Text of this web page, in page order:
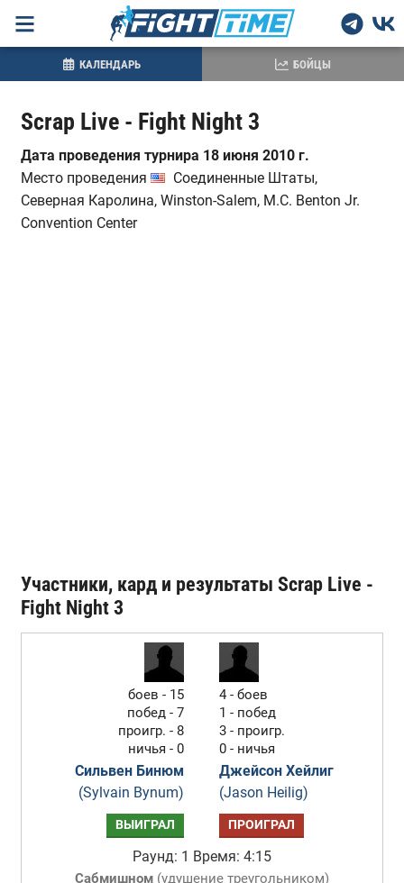
Scrap Live - Fight Night 3
Дата проведения турнира 18 июня 2010 г.
Место проведения
Соединенные Штаты,
Северная Каролина, Winston-Salem, M.C. Benton Jr.
Convention Center
Участники, кард и результаты Scrap Live -
Fight Night 3
боев - 15
побед - 7
проигр. - 8
ничья - 0
Сильвен Бинюм
(Sylvain Bynum)
4 - боев
1 - побед
3 - проигр.
0 - ничья
Джейсон Хейлиг
(Jason Heilig)
ВЫИГРАЛ ПРОИГРАЛ
Раунд: 1 Время: 4:15
Сабмишном(удушение треугольником)
КАЛЕНДАРЬ БОЙЦЫ